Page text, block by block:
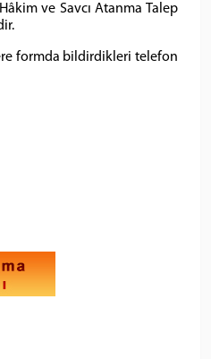
ve Savcı Atanma Talep
formda bildirdikleri telefon